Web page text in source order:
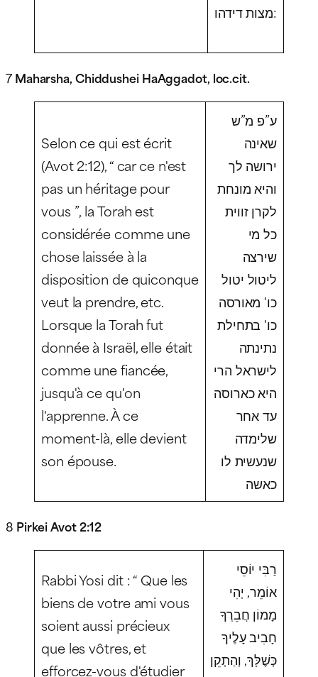
מצות דידהו:
7Maharsha, Chiddushei HaAggadot, loc.cit.
Selon ce qui est écrit
(Avot 2:12), “ car ce n'est
pas un héritage pour
vous ”, la Torah est
considérée comme une
chose laissée à la
disposition de quiconque
veut la prendre, etc.
Lorsque la Torah fut
donnée à Israël, elle était
comme une fiancée,
jusqu'à ce qu'on
l'apprenne. À ce
moment-là, elle devient
son épouse.
ע”פ מ”ש
שאינה
ירושה לך
והיא מונחת
לקרן זווית
כל מי
שירצה
ליטול יטול
כו' מאורסה
כו' בתחילת
נתינתה
לישראל הרי
היא כארוסה
עד אחר
שלימדה
שנעשית לו
כאשה
8 Pirkei Avot 2:12
Rabbi Yosi dit : “ Que les
biens de votre ami vous
soient aussi précieux
que les vôtres, et
efforcez-vous d'étudier
רַבִּי יוֹסֵי
אוֹמֵר, יְהִי
מָמוֹן חֲבֵרְךָ
חָבִיב עָלֶיךָ
כְּשֶׁלָּךְ, וְהַתְקֵן